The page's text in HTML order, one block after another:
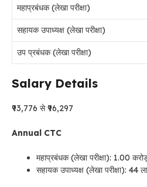
महाप्रबंधक (लेखा परीक्षा)
सहायक उपाध्यक्ष (लेखा परीक्षा)
उप प्रबंधक (लेखा परीक्षा)
Salary Details
₹93,776 से ₹96,297
Annual CTC
महाप्रबंधक (लेखा परीक्षा): 1.00
सहायक उपाध्यक्ष (लेखा परीक्षा):